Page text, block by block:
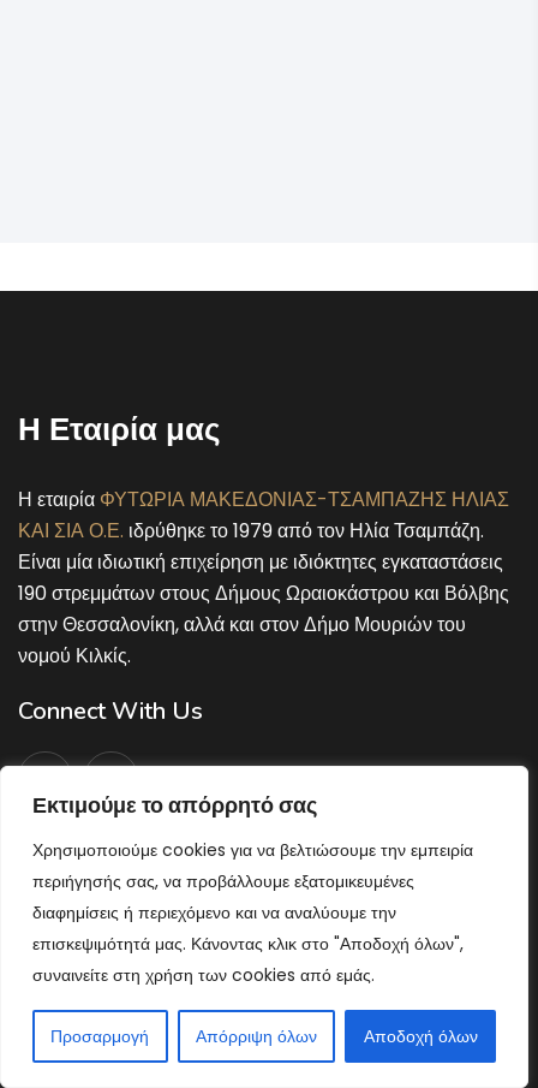
Εκτιμούμε το απόρρητό σας
Χρησιμοποιούμε cookies για να βελτιώσουμε την εμπειρία
περιήγησής σας, να προβάλλουμε εξατομικευμένες
διαφημίσεις ή περιεχόμενο και να αναλύουμε την
επισκεψιμότητά μας. Κάνοντας κλικ στο "Αποδοχή όλων",
συναινείτε στη χρήση των cookies από εμάς.
Προσαρμογή Απόρριψη όλων Αποδοχή όλων
Η Εταιρία μας
Η εταιρία ΦΥΤΩΡΙΑ ΜΑΚΕΔΟΝΙΑΣ-ΤΣΑΜΠΑΖΗΣ ΗΛΙΑΣ
ΚΑΙ ΣΙΑ Ο.Ε. ιδρύθηκε το 1979 από τον Ηλία Τσαμπάζη.
Είναι μία ιδιωτική επιχείρηση με ιδιόκτητες εγκαταστάσεις
190 στρεμμάτων στους Δήμους Ωραιοκάστρου και Βόλβης
στην Θεσσαλονίκη, αλλά και στον Δήμο Μουριών του
νομού Κιλκίς.
Connect With Us
Υπηρεσίες
Αναδασώσεις και Αποκαταστάσεις
Έργα Υποδομών